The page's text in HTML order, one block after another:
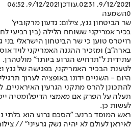
9/12/2021, 02:31
,עודכן9/12/2021, 06:52
0השמעה
שר הביטחון גנץ, צילום: גדעון מרקוביץ'
בכיר אמריקני ששוחח הלילה (בין רביעי
רויטרס טוען כי שר הביטחון הישראלי בני
בארה"ב) ומזכיר ההגנה האמריקני לויד
עתידית ל"תרחיש הגרוע ביותר" מולטהרן.
לטענת הבכיר האמריקני, בפגישה של גנץ
היום - השניים ידונו באופציה לערוך
להתכונן להרס מתקני הגרעין האיראניים.
תעלה על הפרק אם מאמצי הדיפלומטיה
לעשות כן.
ראש המוסד ברנע: "הסכם גרוע הוא בלתי
לאיראן לעולם לא יהיה נשק גרעיני" //